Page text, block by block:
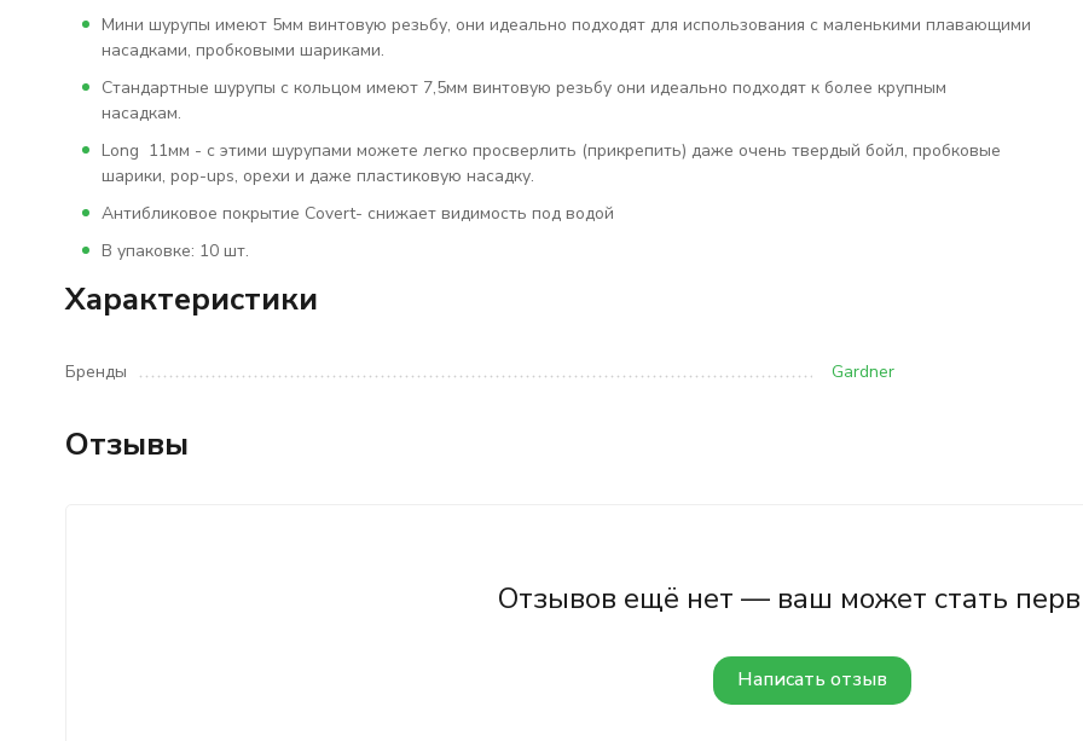
Мини шурупы имеют 5мм винтовую резьбу, они идеально подходят для использования с маленькими плавающими
насадками, пробковыми шариками.
Стандартные шурупы с кольцом имеют 7,5мм винтовую резьбу они идеально подходят к более крупным
насадкам.
Long 11мм - c этими шурупами можете легко просверлить (прикрепить) даже очень твердый бойл, пробковые
шарики, pop-ups, орехи и даже пластиковую насадку.
Антибликовое покрытие Covert- снижает видимость под водой
В упаковке: 10 шт.
Характеристики
Бренды Gardner
Отзывы
Отзывов ещё нет — ваш может стать
Написать отзыв